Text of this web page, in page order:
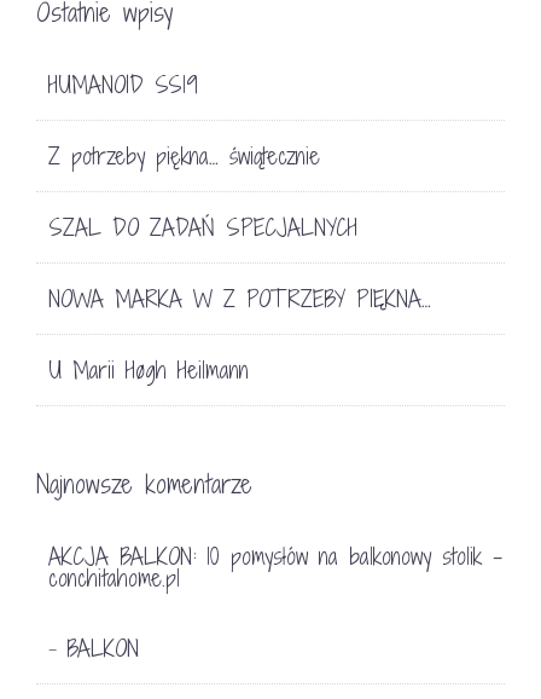
Ostatnie wpisy
HUMANOID SS19
Z potrzeby piękna… świątecznie
SZAL DO ZADAŃ SPECJALNYCH
NOWA MARKA W Z POTRZEBY PIĘKNA…
U Marii Høgh Heilmann
Najnowsze komentarze
AKCJA BALKON: 10 pomysłów na balkonowy stolik -
conchitahome.pl
- BALKON